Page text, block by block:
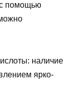
с помощью
наличие
ярко-